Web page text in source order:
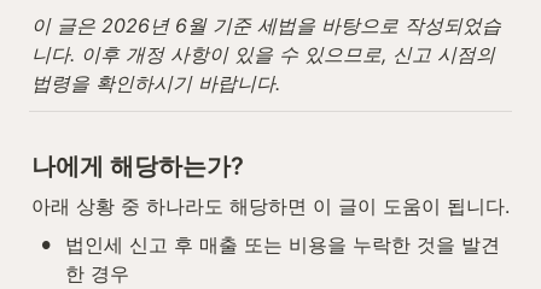
이 글은 2026년 6월 기준 세법을 바탕으로 작성되었습
니다. 이후 개정 사항이 있을 수 있으므로, 신고 시점의
법령을 확인하시기 바랍니다.
나에게 해당하는가?
아래 상황 중 하나라도 해당하면 이 글이 도움이 됩니다.
•
법인세 신고 후 매출 또는 비용을 누락한 것을 발견
한 경우